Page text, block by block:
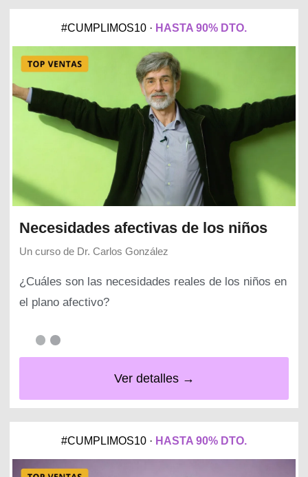
#CUMPLIMOS10 · HASTA 90% DTO.
Necesidades afectivas de los niños
Un curso de Dr. Carlos González
¿Cuáles son las necesidades reales de los niños en
el plano afectivo?
Ver detalles →
#CUMPLIMOS10 · HASTA 90% DTO.